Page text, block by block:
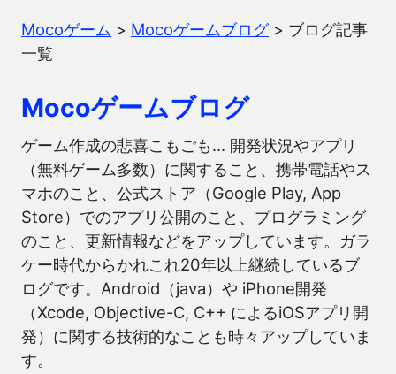
Mocoゲーム > Mocoゲームブログ> ブログ記事
一覧
Mocoゲームブログ
ゲーム作成の悲喜こもごも… 開発状況やアプリ
（無料ゲーム多数）に関すること、携帯電話やス
マホのこと、公式ストア（Google Play, App
Store）でのアプリ公開のこと、プログラミング
のこと、更新情報などをアップしています。ガラ
ケー時代からかれこれ20年以上継続しているブ
ログです。Android（java）や iPhone開発
（Xcode, Objective-C, C++ によるiOSアプリ開
発）に関する技術的なことも時々アップしていま
す。